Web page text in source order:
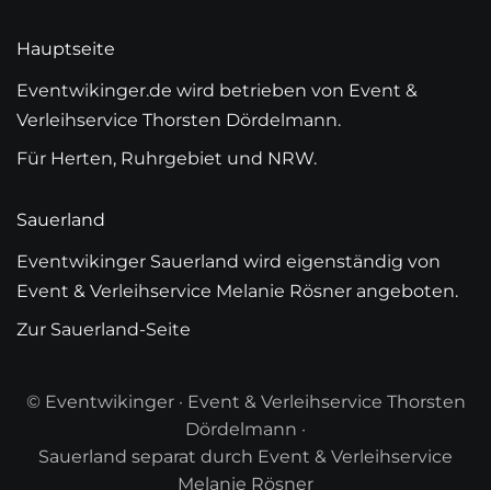
Hauptseite
Eventwikinger.de wird betrieben von Event &
Verleihservice Thorsten Dördelmann.
Für Herten, Ruhrgebiet und NRW.
Sauerland
Eventwikinger Sauerland wird eigenständig von
Event & Verleihservice Melanie Rösner angeboten.
Zur Sauerland-Seite
© Eventwikinger · Event & Verleihservice Thorsten
Dördelmann ·
Sauerland separat durch Event & Verleihservice
Melanie Rösner